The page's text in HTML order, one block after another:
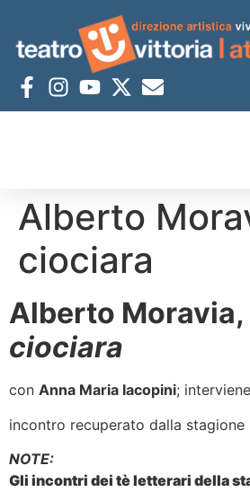
Alberto
ciociara
Alberto Moravia,
ciociara
con Anna Maria Iacopini; interviene
incontro recuperato dalla stagione
NOTE:
Gli incontri dei tè letterari della